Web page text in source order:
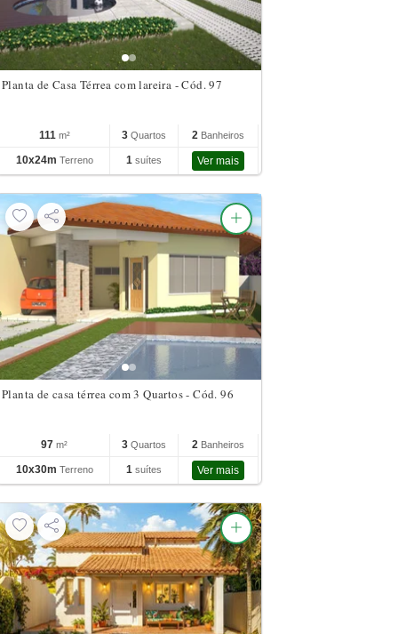
Planta de Casa Térrea com lareira - Cód. 97
111 m² 3 Quartos 2 Banheiros
10x24m Terreno 1 suítes Ver mais
Planta de casa térrea com 3 Quartos - Cód. 96
97 m² 3 Quartos 2 Banheiros
10x30m Terreno 1 suítes Ver mais